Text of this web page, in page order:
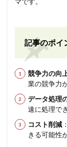
記事のポイ
競争力の向
業の競争力
データ処理
速に処理で
コスト削減
きる可能性